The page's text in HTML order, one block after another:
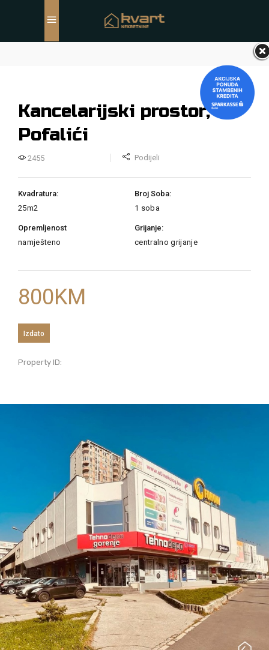
Kancelarijski prostor,
Pofalići
2455 Podijeli
Kvadratura:
25m2
Broj Soba:
1 soba
Opremljenost
namješteno
Grijanje:
centralno grijanje
800KM
Izdato
Property ID: